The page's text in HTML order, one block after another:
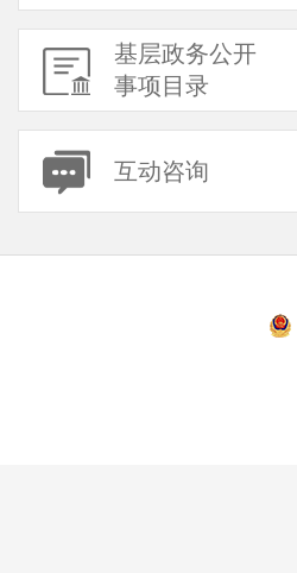
基层政务公开
事项目录
互动咨询